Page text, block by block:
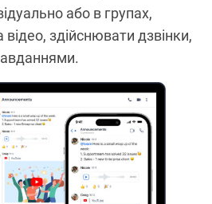
або в групах,
відео, здійснювати дзвінки,